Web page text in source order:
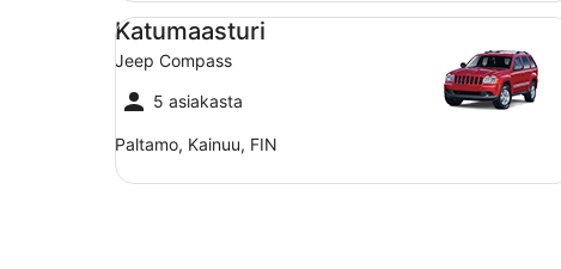
Katumaasturi
Jeep Compass
5 asiakasta
Paltamo, Kainuu, FIN
Katumaasturi Jeep Compass